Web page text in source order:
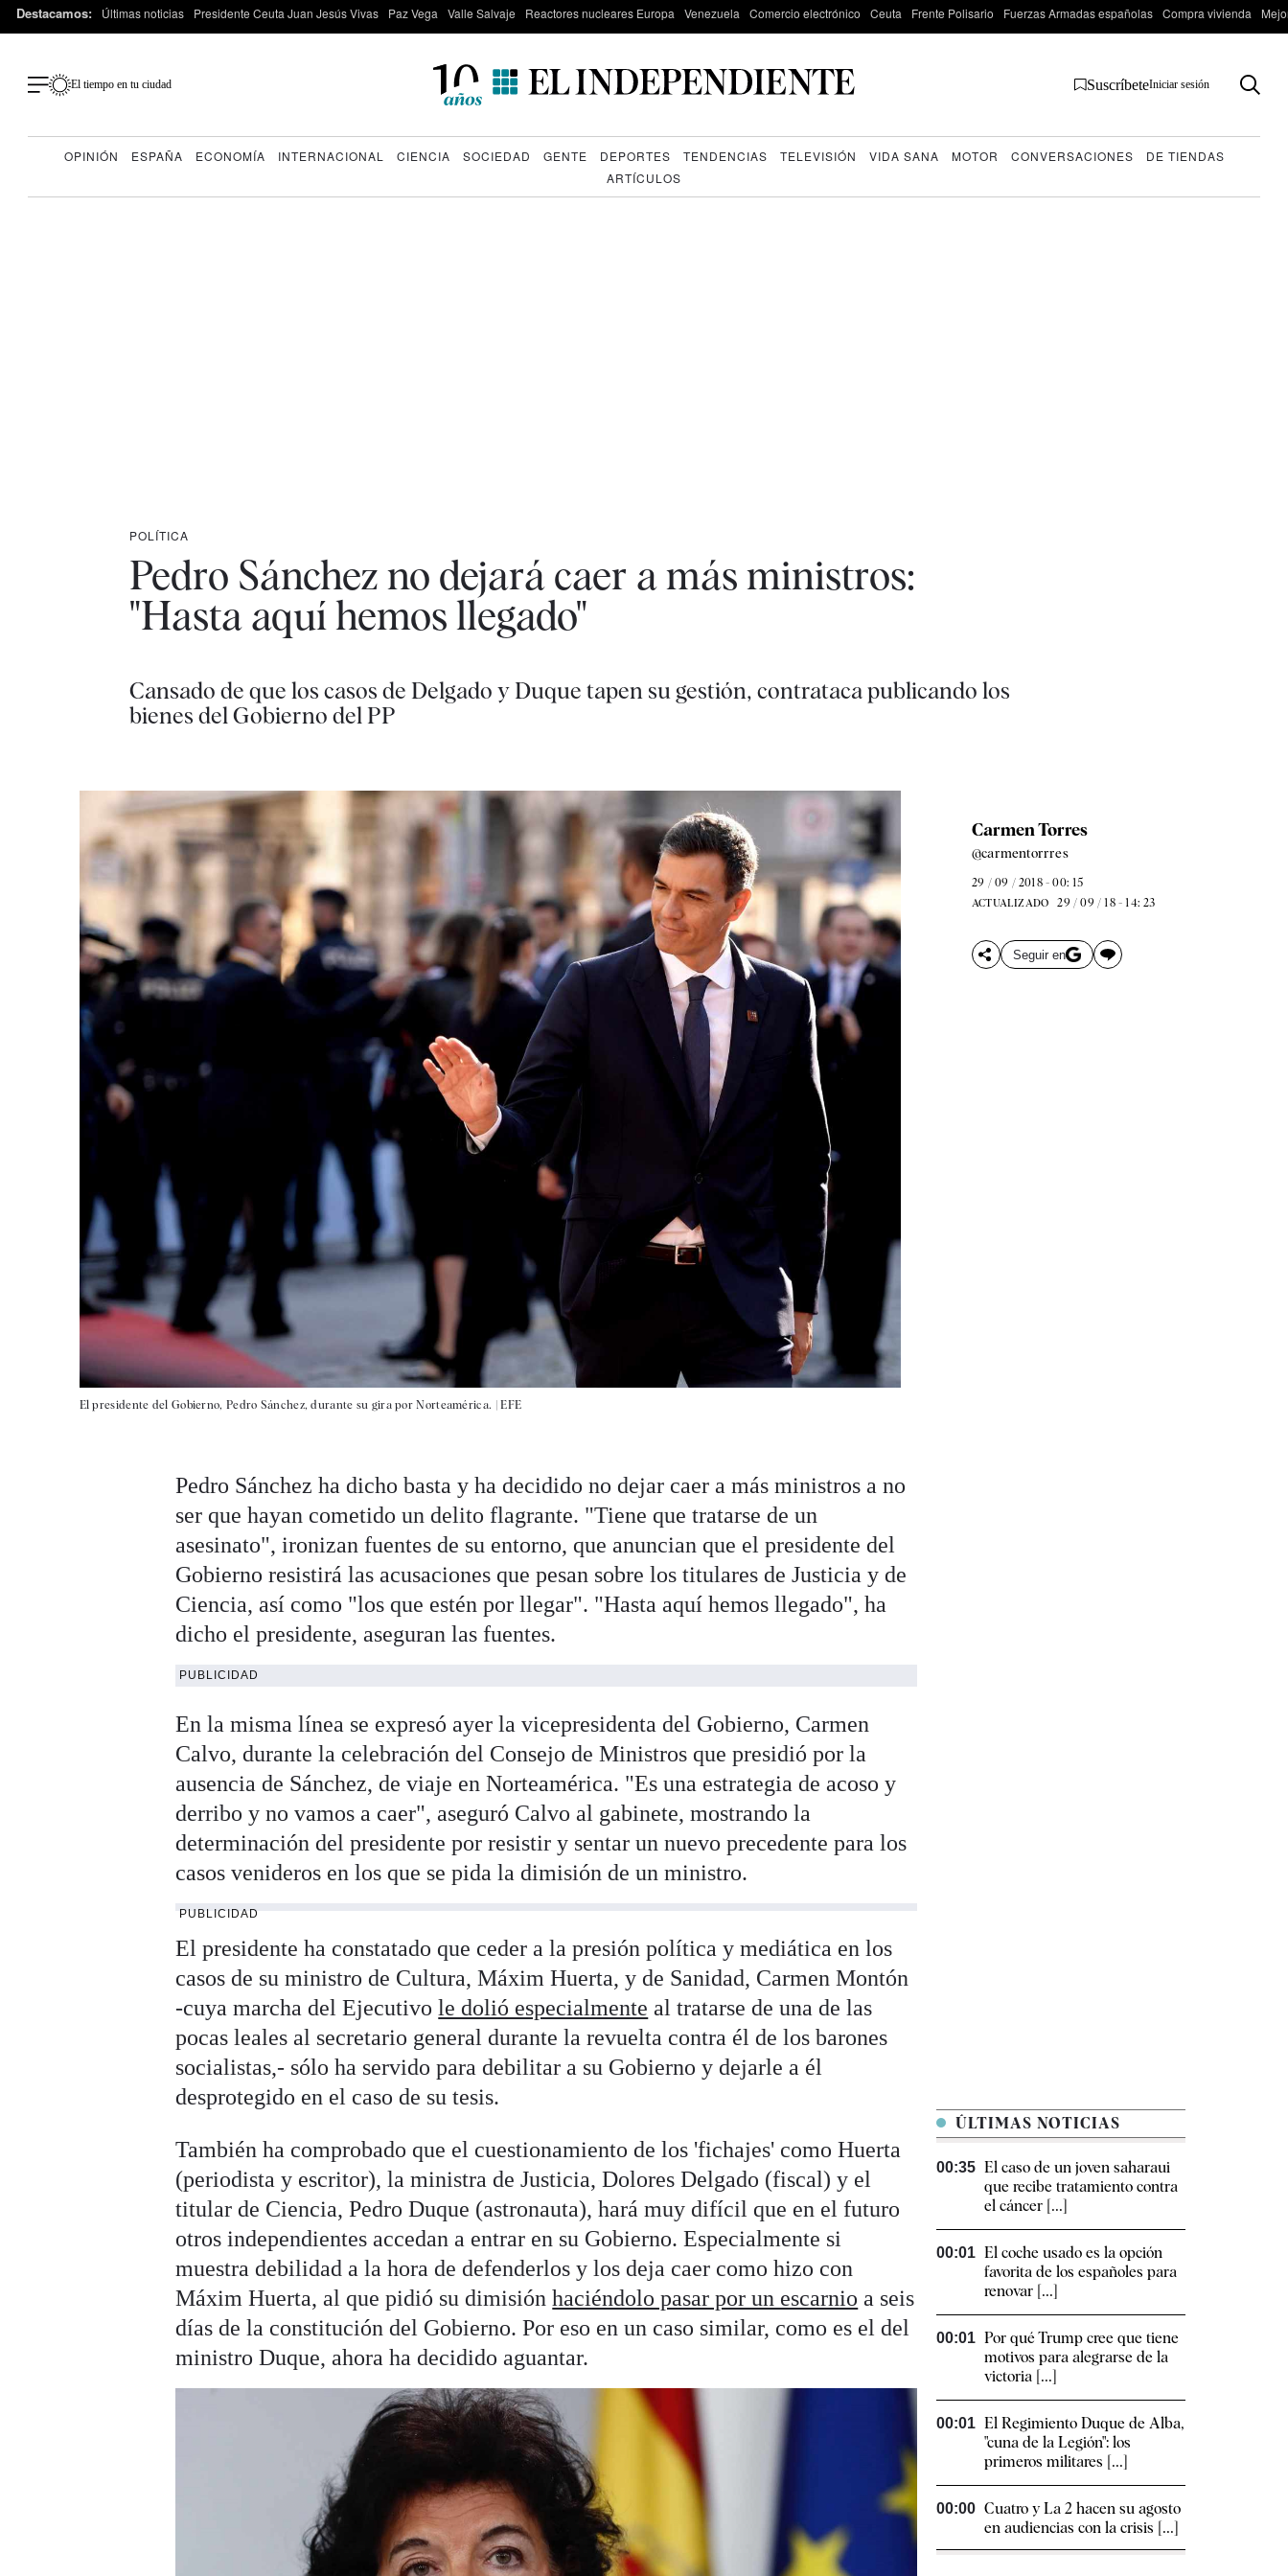
Destacamos: Últimas noticias Presidente Ceuta Juan Jesús Vivas Paz Vega Valle Salvaje Reactores nucleares Europa Venezuela Comercio electrónico Ceuta Frente Polisario Fuerzas Armadas españolas Compra vivienda
El tiempo en tu ciudad SuscríbeteIniciar sesión
OPINIÓN ESPAÑA ECONOMÍA INTERNACIONAL CIENCIA SOCIEDAD GENTE DEPORTES TENDENCIAS TELEVISIÓN VIDA SANA MOTOR CONVERSACIONES
DE TIENDAS
ARTÍCULOS
POLÍTICA
Pedro Sánchez no dejará caer a más ministros:
"Hasta aquí hemos llegado"
Cansado de que los casos de Delgado y Duque tapen su gestión, contrataca publicando los
bienes del Gobierno del PP
El presidente del Gobierno, Pedro Sánchez, durante su gira por Norteamérica. |EFE
Carmen Torres
@carmentorrres
29 / 09 / 2018 - 00: 15
ACTUALIZADO 29 / 09 / 18 - 14: 23
Seguir en
Pedro Sánchez ha dicho basta y ha decidido no dejar caer a más ministros a no
ser que hayan cometido un delito flagrante. "Tiene que tratarse de un
asesinato", ironizan fuentes de su entorno, que anuncian que el presidente del
Gobierno resistirá las acusaciones que pesan sobre los titulares de Justicia y de
Ciencia, así como "los que estén por llegar". "Hasta aquí hemos llegado", ha
dicho el presidente, aseguran las fuentes.
PUBLICIDAD
En la misma línea se expresó ayer la vicepresidenta del Gobierno, Carmen
Calvo, durante la celebración del Consejo de Ministros que presidió por la
ausencia de Sánchez, de viaje en Norteamérica. "Es una estrategia de acoso y
derribo y no vamos a caer", aseguró Calvo al gabinete, mostrando la
determinación del presidente por resistir y sentar un nuevo precedente para los
casos venideros en los que se pida la dimisión de un ministro.
PUBLICIDAD
El presidente ha constatado que ceder a la presión política y mediática en los
casos de su ministro de Cultura, Máxim Huerta, y de Sanidad, Carmen Montón
-cuya marcha del Ejecutivole dolió especialmente al tratarse de una de las
pocas leales al secretario general durante la revuelta contra él de los barones
socialistas,- sólo ha servido para debilitar a su Gobierno y dejarle a él
desprotegido en el caso de su tesis.
También ha comprobado que el cuestionamiento de los 'fichajes' como Huerta
(periodista y escritor), la ministra de Justicia, Dolores Delgado (fiscal) y el
titular de Ciencia, Pedro Duque (astronauta), hará muy difícil que en el futuro
otros independientes accedan a entrar en su Gobierno. Especialmente si
muestra debilidad a la hora de defenderlos y los deja caer como hizo con
Máxim Huerta, al que pidió su dimisiónhaciéndolo pasar por un escarnio a seis
días de la constitución del Gobierno. Por eso en un caso similar, como es el del
ministro Duque, ahora ha decidido aguantar.
ÚLTIMAS NOTICIAS
00:35 El caso de un joven saharaui
que recibe tratamiento contra
el cáncer [...]
00:01 El coche usado es la opción
favorita de los españoles para
renovar [...]
00:01 Por qué Trump cree que tiene
motivos para alegrarse de la
victoria [...]
00:01 El Regimiento Duque de Alba,
"cuna de la Legión": los
primeros militares [...]
00:00 Cuatro y La 2 hacen su agosto
en audiencias con la crisis [...]